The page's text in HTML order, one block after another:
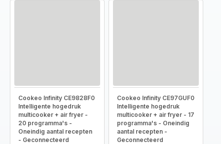
Cookeo Infinity CE9828F0
Intelligente hogedruk
multicooker + air fryer -
20 programma's -
Oneindig aantal recepten
- Geconnecteerd
Cookeo Infinity CE97GUF0
Intelligente hogedruk
multicooker + air fryer - 17
programma's - Oneindig
aantal recepten -
Geconnecteerd